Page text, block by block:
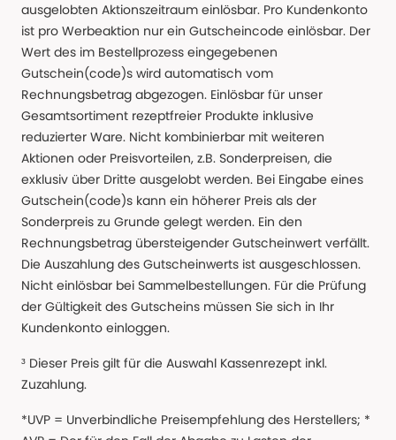
ausgelobten Aktionszeitraum einlösbar. Pro Kundenkonto
ist pro Werbeaktion nur ein Gutscheincode einlösbar. Der
Wert des im Bestellprozess eingegebenen
Gutschein(code)s wird automatisch vom
Rechnungsbetrag abgezogen. Einlösbar für unser
Gesamtsortiment rezeptfreier Produkte inklusive
reduzierter Ware. Nicht kombinierbar mit weiteren
Aktionen oder Preisvorteilen, z.B. Sonderpreisen, die
exklusiv über Dritte ausgelobt werden. Bei Eingabe eines
Gutschein(code)s kann ein höherer Preis als der
Sonderpreis zu Grunde gelegt werden. Ein den
Rechnungsbetrag übersteigender Gutscheinwert verfällt.
Die Auszahlung des Gutscheinwerts ist ausgeschlossen.
Nicht einlösbar bei Sammelbestellungen. Für die Prüfung
der Gültigkeit des Gutscheins müssen Sie sich in Ihr
Kundenkonto einloggen.
³ Dieser Preis gilt für die Auswahl Kassenrezept inkl.
Zuzahlung.
*UVP = Unverbindliche Preisempfehlung des Herstellers; *